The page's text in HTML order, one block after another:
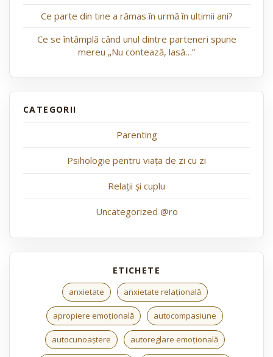
Ce parte din tine a rămas în urmă în ultimii ani?
Ce se întâmplă când unul dintre parteneri spune
mereu „Nu contează, lasă…”
Parenting
Psihologie pentru viața de zi cu zi
Relații și cuplu
Uncategorized @ro
anxietate anxietate relațională
apropiere emoțională autocompasiune
autocunoaștere autoreglare emoțională